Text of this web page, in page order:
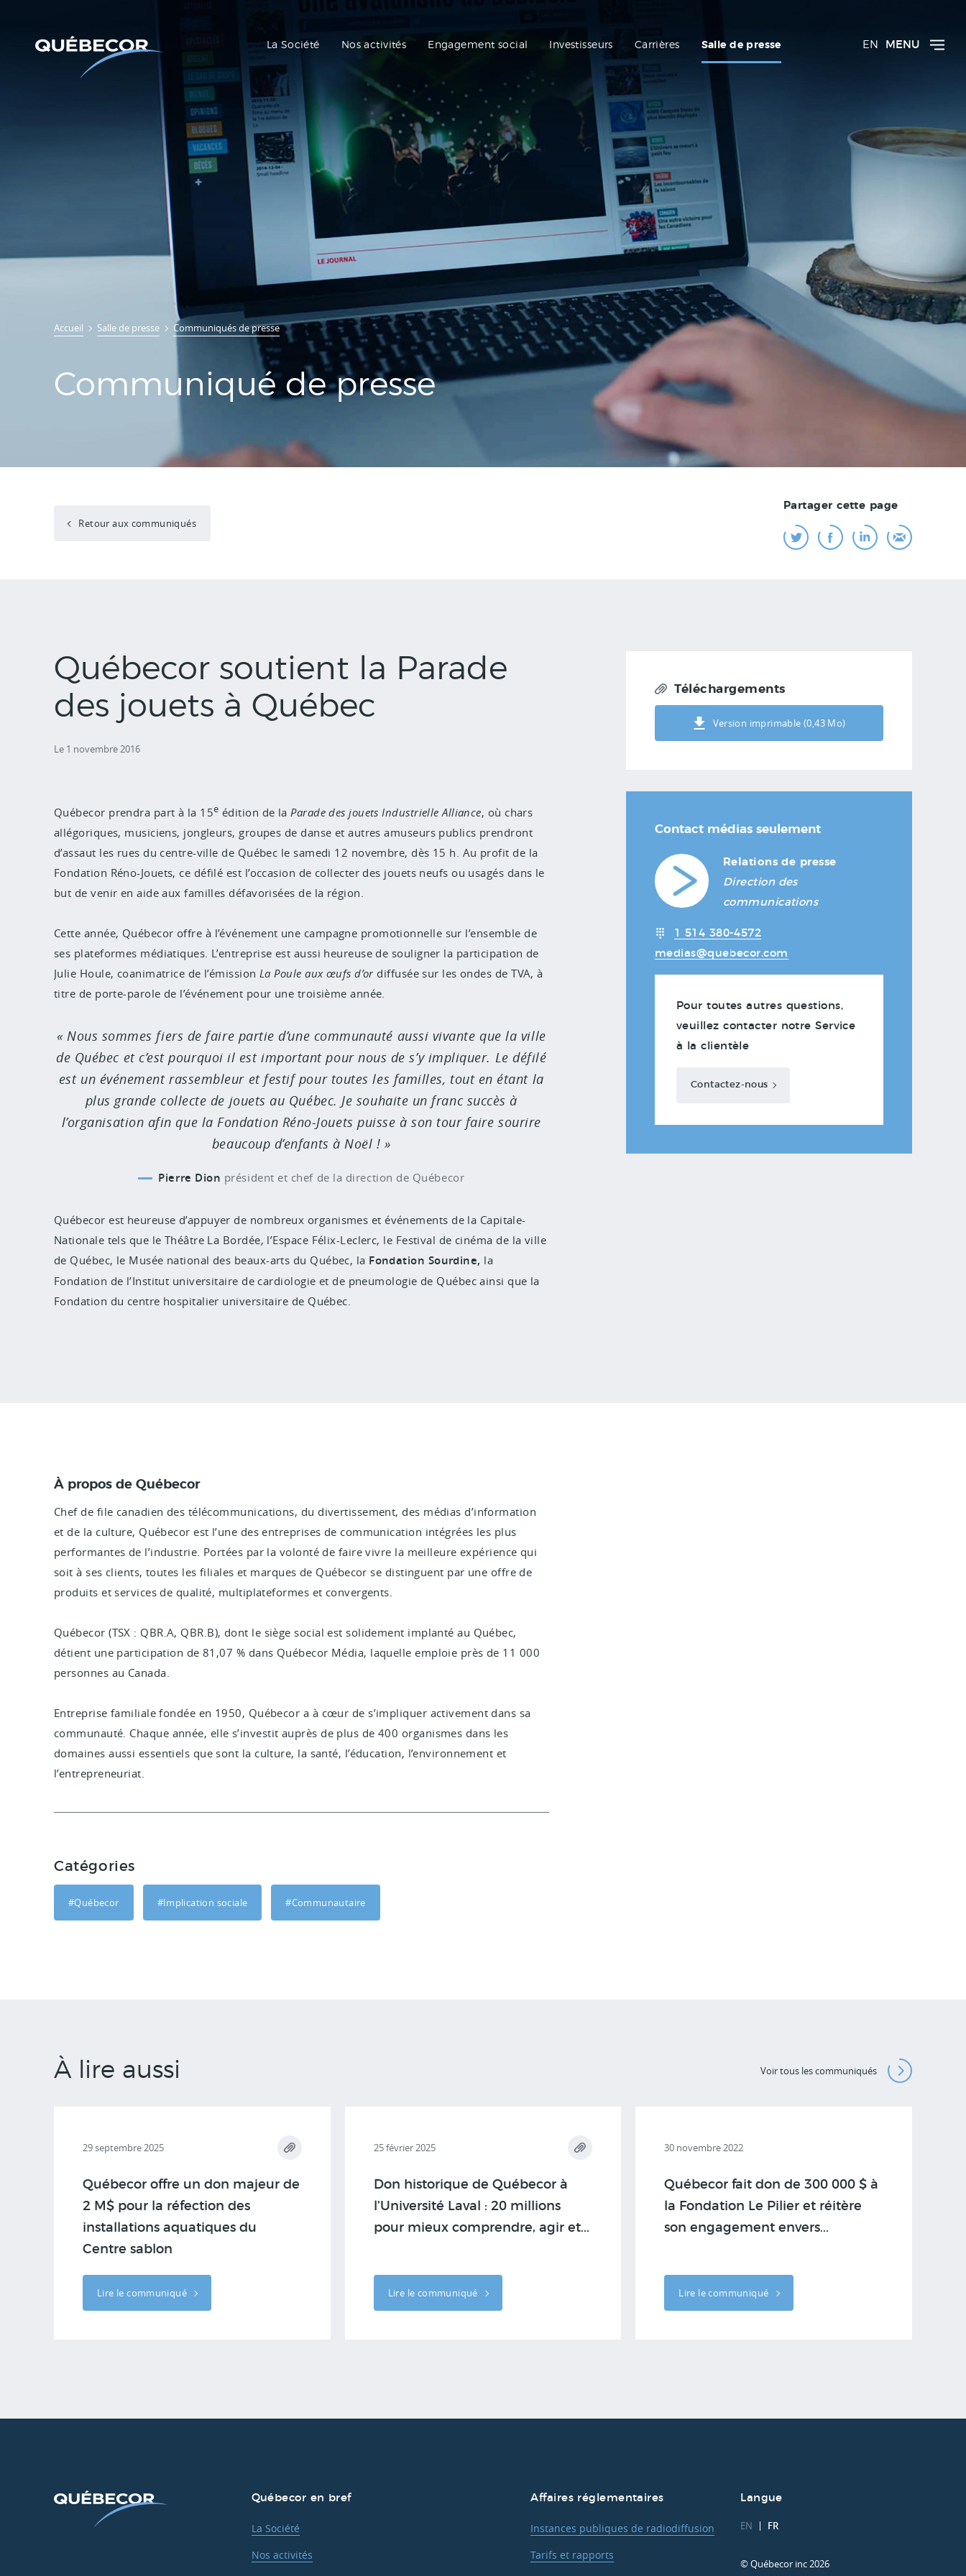
La Société Nos activités Engagement social Investisseurs Carrières Salle de presse EN MENU
Accueil Salle de presse Communiqués de presse
Communiqué de presse
Retour aux communiqués
Partager cette page
Québecor soutient la Parade
des jouets à Québec
Le 1 novembre 2016
Québecor prendra part à la 15e édition de la Parade des jouets Industrielle Alliance, où chars
allégoriques, musiciens, jongleurs, groupes de danse et autres amuseurs publics prendront
d’assaut les rues du centre-ville de Québec le samedi 12 novembre, dès 15 h. Au profit de la
Fondation Réno-Jouets, ce défilé est l’occasion de collecter des jouets neufs ou usagés dans le
but de venir en aide aux familles défavorisées de la région.
Cette année, Québecor offre à l’événement une campagne promotionnelle sur l’ensemble de
ses plateformes médiatiques. L’entreprise est aussi heureuse de souligner la participation de
Julie Houle, coanimatrice de l’émission La Poule aux œufs d’ordiffusée sur les ondes de TVA, à
titre de porte-parole de l’événement pour une troisième année.
Nous sommes fiers de faire partie d’une communauté aussi vivante que la ville
de Québec et c’est pourquoi il est important pour nous de s’y impliquer. Le défilé
est un événement rassembleur et festif pour toutes les familles, tout en étant la
plus grande collecte de jouets au Québec. Je souhaite un franc succès à
l’organisation afin que la Fondation Réno-Jouets puisse à son tour faire sourire
beaucoup d’enfants à Noël !
Pierre Dion président et chef de la direction de Québecor
Québecor est heureuse d’appuyer de nombreux organismes et événements de la Capitale-
Nationale tels que le Théâtre La Bordée, l’Espace Félix-Leclerc, le Festival de cinéma de la ville
de Québec, le Musée national des beaux-arts du Québec, la Fondation Sourdine, la
Fondation de l’Institut universitaire de cardiologie et de pneumologie de Québec ainsi que la
Fondation du centre hospitalier universitaire de Québec.
À propos de Québecor
Chef de file canadien des télécommunications, du divertissement, des médias d’information
et de la culture, Québecor est l’une des entreprises de communication intégrées les plus
performantes de l’industrie. Portées par la volonté de faire vivre la meilleure expérience qui
soit à ses clients, toutes les filiales et marques de Québecor se distinguent par une offre de
produits et services de qualité, multiplateformes et convergents.
Québecor (TSX : QBR.A, QBR.B), dont le siège social est solidement implanté au Québec,
détient une participation de 81,07 % dans Québecor Média, laquelle emploie près de 11 000
personnes au Canada.
Entreprise familiale fondée en 1950, Québecor a à cœur de s’impliquer activement dans sa
communauté. Chaque année, elle s’investit auprès de plus de 400 organismes dans les
domaines aussi essentiels que sont la culture, la santé, l’éducation, l’environnement et
l’entrepreneuriat.
Catégories
#Québecor #Implication sociale #Communautaire
Téléchargements
Version imprimable (0,43 Mo)
Contact médias seulement
Relations de presse
Direction des
communications
1 514 380-4572
medias@quebecor.com
Pour toutes autres questions,
veuillez contacter notre Service
à la clientèle
Contactez-nous
À lire aussi Voir tous les communiqués
29 septembre 2025
Québecor offre un don majeur de
2 M$ pour la réfection des
installations aquatiques du
Centre sablon
Lire le communiqué
25 février 2025
Don historique de Québecor à
l’Université Laval : 20 millions
pour mieux comprendre, agir et...
Lire le communiqué
30 novembre 2022
Québecor fait don de 300 000 $ à
la Fondation Le Pilier et réitère
son engagement envers...
Lire le communiqué
Québecor en bref
La Société
Nos activités
Affaires réglementaires
Instances publiques de radiodiffusion
Tarifs et rapports
Langue
EN FR
© Québecor inc 2026